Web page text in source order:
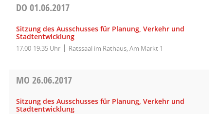
DO 01.06.2017
Sitzung des Ausschusses für Planung, Verkehr und
Stadtentwicklung
17:00-19:35 Uhr Ratssaal im Rathaus, Am Markt 1
MO 26.06.2017
Sitzung des Ausschusses für Planung, Verkehr und
Stadtentwicklung